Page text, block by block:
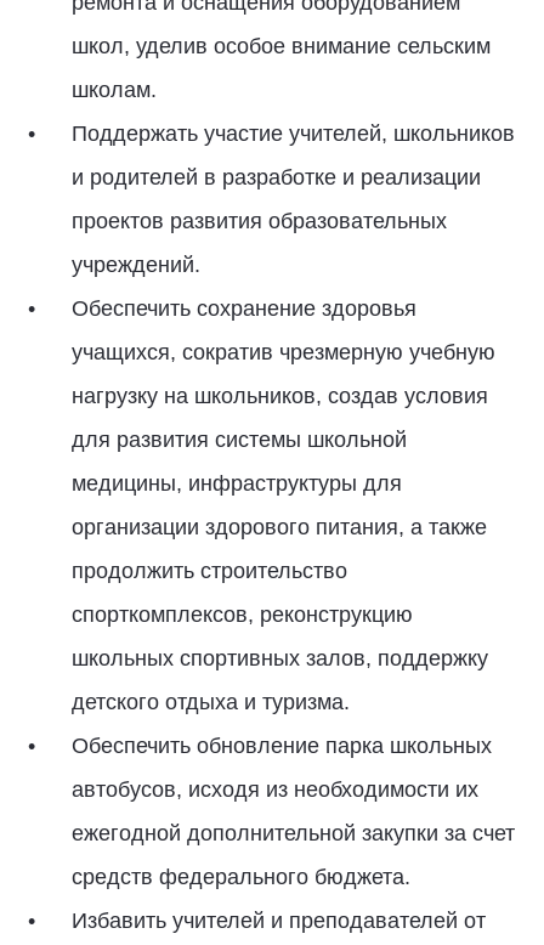
школ, уделив особое внимание сельским
школам.
Поддержать участие учителей, школьников
и родителей в разработке и реализации
проектов развития образовательных
учреждений.
Обеспечить сохранение здоровья
учащихся, сократив чрезмерную учебную
нагрузку на школьников, создав условия
для развития системы школьной
медицины, инфраструктуры для
организации здорового питания, а также
продолжить строительство
спорткомплексов, реконструкцию
школьных спортивных залов, поддержку
детского отдыха и туризма.
Обеспечить обновление парка школьных
автобусов, исходя из необходимости их
ежегодной дополнительной закупки за счет
средств федерального бюджета.
Избавить учителей и преподавателей от